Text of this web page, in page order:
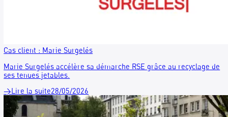
Le recyclage du plastique est un enjeu environnemental
planétaire. Face à la surconsommation et à la pollution des